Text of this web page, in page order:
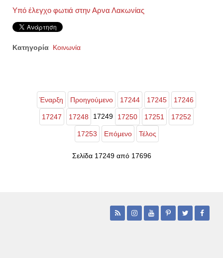
Υπό έλεγχο φωτιά στην Αρνα Λακωνίας
Κατηγορία Κοινωνία
Έναρξη Προηγούμενο 17244 17245 17246
17247 17248 17249 17250 17251 17252
17253 Επόμενο Τέλος
Σελίδα 17249 από 17696